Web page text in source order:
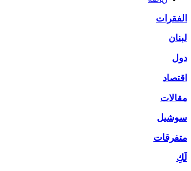
الفقرات
لبنان
دول
اقتصاد
مقالات
سوشيل
متفرقات
لَكِ